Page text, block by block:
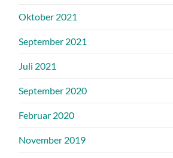
Oktober 2021
September 2021
Juli 2021
September 2020
Februar 2020
November 2019